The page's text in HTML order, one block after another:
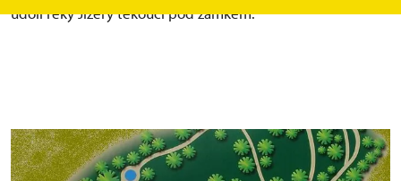
údolí řeky Jizery tekoucí pod zámkem.